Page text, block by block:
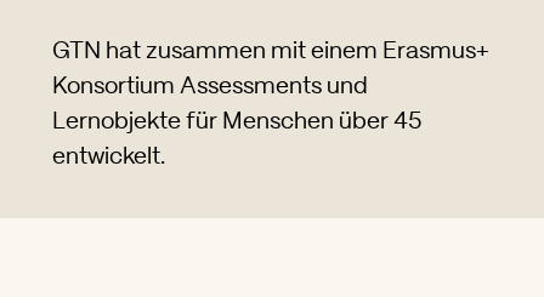
GTN hat zusammen mit einem Erasmus+
Konsortium Assessments und
Lernobjekte für Menschen über 45
entwickelt.